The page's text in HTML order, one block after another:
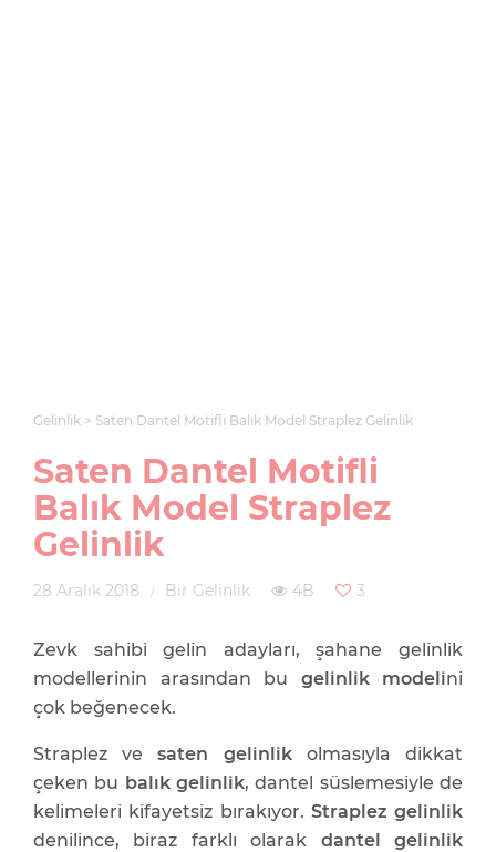
Gelinlik Saten Dantel Motifli Balık Model Straplez Gelinlik
Saten Dantel Motifli
Balık Model Straplez
Gelinlik
28 Aralık 2018 Bir Gelinlik 4B 3
Zevk sahibi gelin adayları, şahane gelinlik
modellerinin arasından bu gelinlik modelini
çok beğenecek.
Straplez vesaten gelinlikolmasıyla dikkat
çeken bu balık gelinlik, dantel süslemesiyle de
kelimeleri kifayetsiz bırakıyor. Straplez gelinlik
denilince, biraz farklı olarak dantel gelinlik